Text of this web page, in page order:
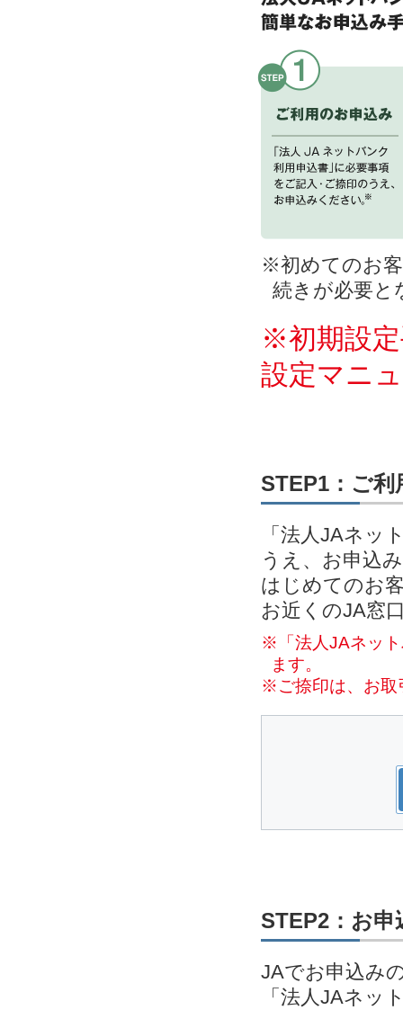
※初めてのお
続きが必要と
※初期設
設定マニ
STEP1：ご利
「法人JAネッ
うえ、お申込
はじめてのお
お近くのJA窓
※「法人JAネット
ます。
※ご捺印は、お取
STEP2：お申
JAでお申込み
「法人JAネッ